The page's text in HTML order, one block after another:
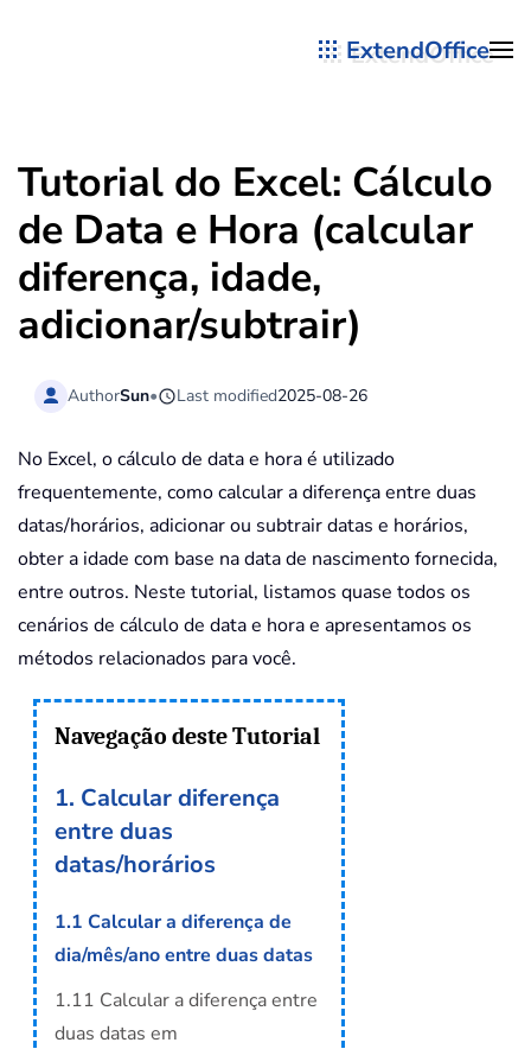
ExtendOffice
Tutorial do Excel: Cálculo
de Data e Hora (calcular
diferença, idade,
adicionar/subtrair)
AuthorSun• Last modified2025-08-26
No Excel, o cálculo de data e hora é utilizado
frequentemente, como calcular a diferença entre duas
datas/horários, adicionar ou subtrair datas e horários,
obter a idade com base na data de nascimento fornecida,
entre outros. Neste tutorial, listamos quase todos os
cenários de cálculo de data e hora e apresentamos os
métodos relacionados para você.
Navegação deste Tutorial
1. Calcular diferença
entre duas
datas/horários
1.1 Calcular a diferença de
dia/mês/ano entre duas datas
1.11 Calcular a diferença entre
duas datas em